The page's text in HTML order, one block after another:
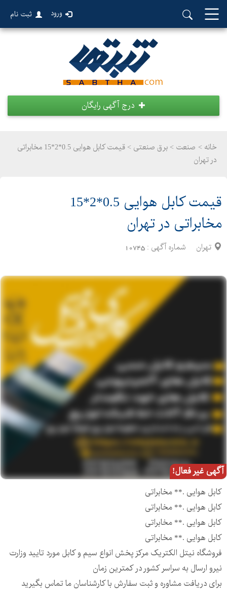
ورود ثبت نام
درج آگهی رایگان
خانه > صنعت >
برق صنعتی > قیمت کابل هوایی 0.5*2*15 مخابراتی
در تهران
قیمت کابل هوایی 0.5*2*15
مخابراتی در تهران
تهران شماره آگهی : 10745
آگهی غیر فعال!
کابل هوایی .** مخابراتی
کابل هوایی .** مخابراتی
کابل هوایی .** مخابراتی
کابل هوایی .** مخابراتی
فروشگاه نیتل الکتریک مرکز پخش انواع سیم و کابل مورد تایید وزارت
نیرو ارسال به سراسر کشور در کمترین زمان
برای دریافت مشاوره و ثبت سفارش با کارشناسان ما تماس بگیرید